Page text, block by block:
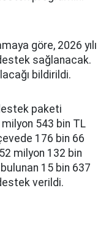
göre, 2026 yılı
sağlanacak.
bildirildi.
paketi
543 bin TL
176 bin 66
milyon 132 bin
15 bin 637
verildi.